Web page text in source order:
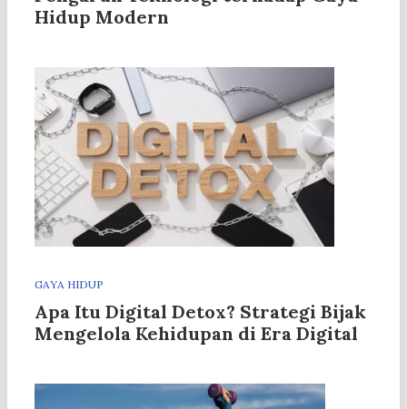
Hidup Modern
GAYA HIDUP
Apa Itu Digital Detox? Strategi Bijak
Mengelola Kehidupan di Era Digital